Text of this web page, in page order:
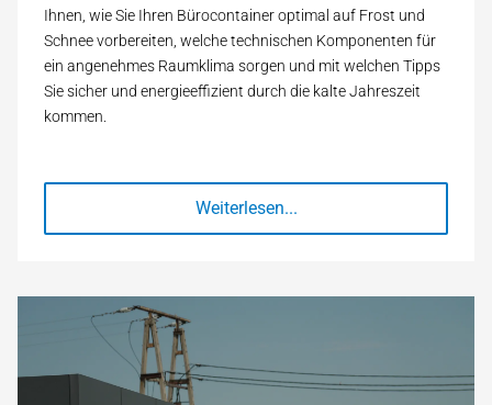
Ihnen, wie Sie Ihren Bürocontainer optimal auf Frost und
Schnee vorbereiten, welche technischen Komponenten für
ein angenehmes Raumklima sorgen und mit welchen Tipps
Sie sicher und energieeffizient durch die kalte Jahreszeit
kommen.
Weiterlesen...